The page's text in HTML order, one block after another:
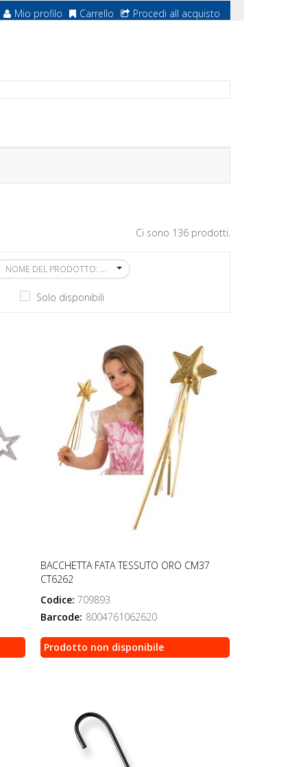
Mio profilo Carrello Procedi all acquisto
Ci sono 136 prodotti.
NOME DEL PRODOTTO: DALLA A ALLA Z
Solo disponibili
BACCHETTA FATA TESSUTO ORO CM37
CT6262
Codice: 709893
Barcode: 8004761062620
Prodotto non disponibile